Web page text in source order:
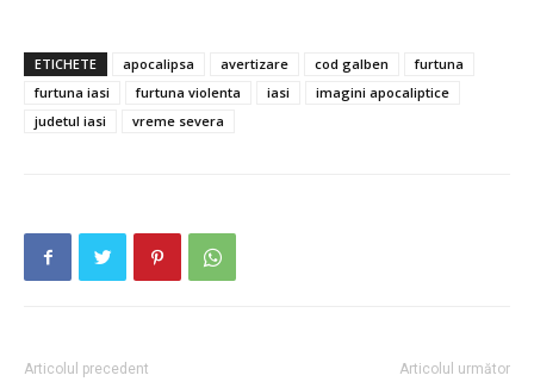
ETICHETE apocalipsa avertizare cod galben
furtuna
furtuna iasi
furtuna violenta iasi
imagini apocaliptice
judetul iasi
vreme severa
Articolul precedent Articolul următor